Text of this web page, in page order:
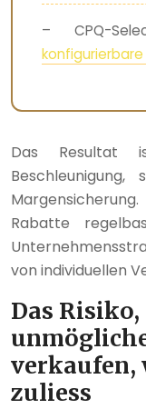
– CPQ-
Das Resultat
Rabatte
von individuellen
Das
verkaufen,
zuliess